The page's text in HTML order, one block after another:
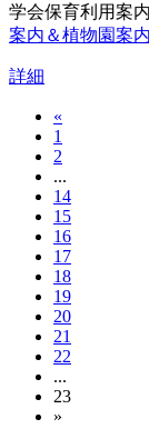
学会保育利用案
案内＆植物園案
詳細
«
1
2
...
14
15
16
17
18
19
20
21
22
...
23
»